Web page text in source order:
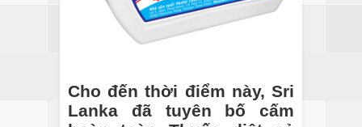
Cho đến thời điểm này, Sri
Lanka đã tuyên bố cấm